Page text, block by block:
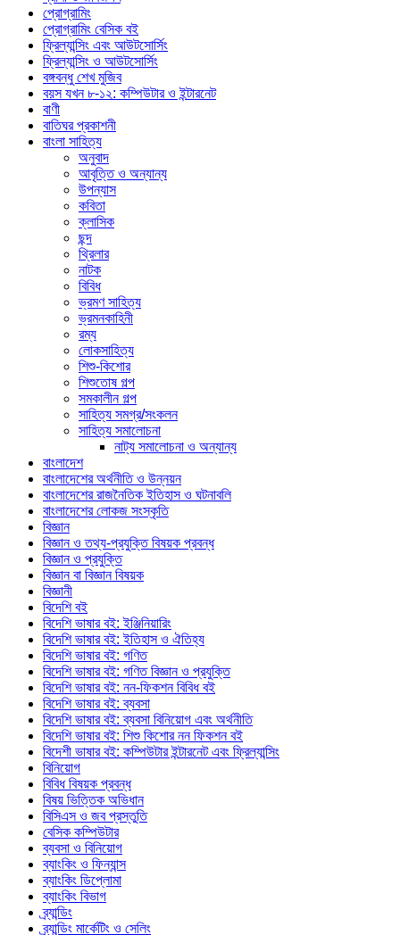
প্রোগ্রামিং
প্রোগ্রামিং বেসিক বই
ফ্রিল্যান্সিং এবং আউটসোর্সিং
ফ্রিল্যান্সিং ও আউটসোর্সিং
বঙ্গবন্ধু শেখ মুজিব
বয়স যখন ৮-১২: কম্পিউটার ও ইন্টারনেট
বাণী
বাতিঘর প্রকাশনী
বাংলা সাহিত্য
অনুবাদ
আবৃত্তি ও অন্যান্য
উপন্যাস
কবিতা
ক্লাসিক
ছন্দ
থ্রিলার
নাটক
বিবিধ
ভ্রমণ সাহিত্য
ভ্রমনকাহিনী
রম্য
লোকসাহিত্য
শিশু-কিশোর
শিশুতোষ গল্প
সমকালীন গল্প
সাহিত্য সমগ্র/সংকলন
সাহিত্য সমালোচনা
নাট্য সমালোচনা ও অন্যান্য
বাংলাদেশ
বাংলাদেশের অর্থনীতি ও উন্নয়ন
বাংলাদেশের রাজনৈতিক ইতিহাস ও ঘটনাবলি
বাংলাদেশের লোকজ সংস্কৃতি
বিজ্ঞান
বিজ্ঞান ও তথ্য-প্রযুক্তি বিষয়ক প্রবন্ধ
বিজ্ঞান ও প্রযুক্তি
বিজ্ঞান বা বিজ্ঞান বিষয়ক
বিজ্ঞানী
বিদেশি বই
বিদেশি ভাষার বই: ইঞ্জিনিয়ারিং
বিদেশি ভাষার বই: ইতিহাস ও ঐতিহ্য
বিদেশি ভাষার বই: গণিত
বিদেশি ভাষার বই: গণিত বিজ্ঞান ও প্রযুক্তি
বিদেশি ভাষার বই: নন-ফিকশন বিবিধ বই
বিদেশি ভাষার বই: ব্যবসা
বিদেশি ভাষার বই: ব্যবসা বিনিয়োগ এবং অর্থনীতি
বিদেশি ভাষার বই: শিশু কিশোর নন ফিকশন বই
বিদেশী ভাষার বই: কম্পিউটার ইন্টারনেট এবং ফ্রিল্যান্সিং
বিনিয়োগ
বিবিধ বিষয়ক প্রবন্ধ
বিষয় ভিত্তিক অভিধান
বিসিএস ও জব প্রস্তুতি
বেসিক কম্পিউটার
ব্যবসা ও বিনিয়োগ
ব্যাংকিং ও ফিন্যান্স
ব্যাংকিং ডিপ্লোমা
ব্যাংকিং বিভাগ
ব্র্যান্ডিং
ব্র্যান্ডিং মার্কেটিং ও সেলিং